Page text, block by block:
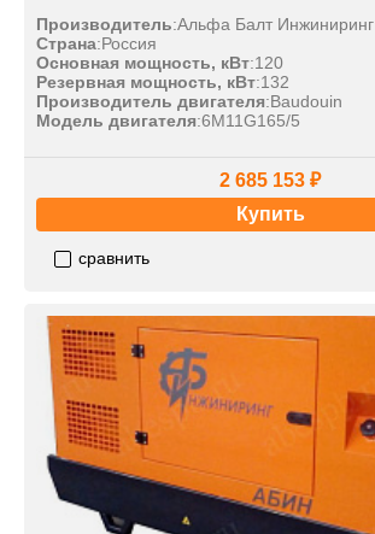
Производитель:Альфа Балт Инжиниринг
Страна:Россия
Основная мощность, кВт:120
Резервная мощность, кВт:132
Производитель двигателя:Baudouin
Модель двигателя:6M11G165/5
2 685 153 ₽
Купить
сравнить